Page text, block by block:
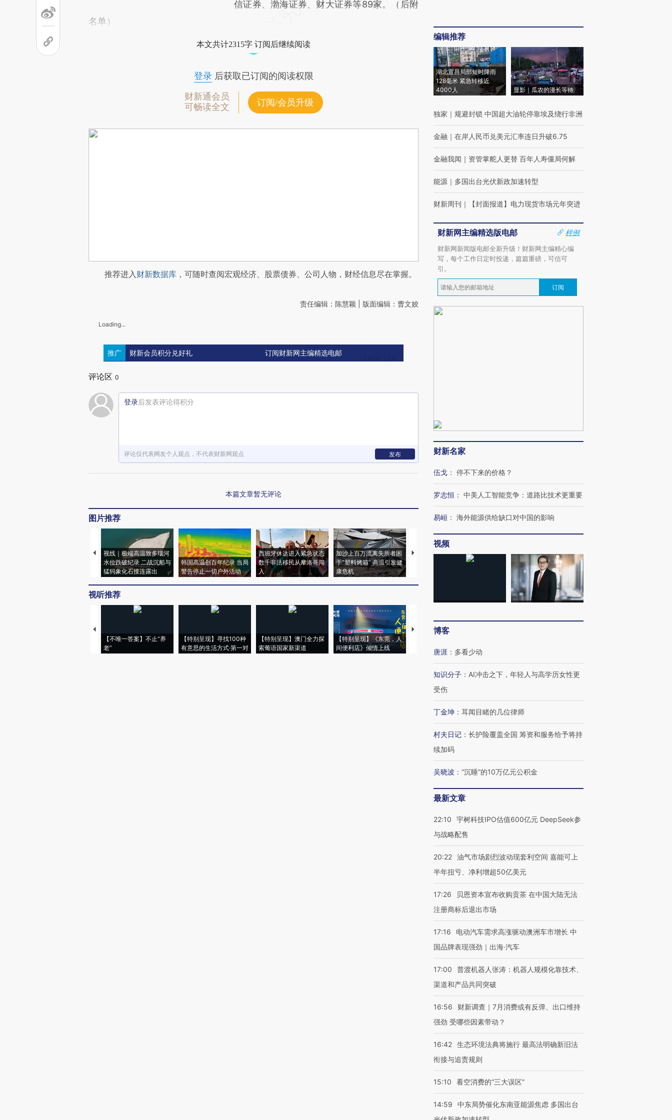
信证券、渤海证券、财大证券等89家。（后附
名单）
本文共计2315字 订阅后继续阅读
登录后获取已订阅的阅读权限
财新通会员
可畅读全文
订阅/会员升级
推荐进入财新数据库 ，可随时查阅宏观经济、股票债券、公司人物，财经信息尽在掌握。
责任编辑：陈慧颖 | 版面编辑：曹文姣
Loading...
推广 财新会员积分兑好礼 订阅财新网主编精选电邮
评论区 0
登录后发表评论得积分
评论仅代表网友个人观点，不代表财新网观点 发布
本篇文章暂无评论
图片推荐
视线｜极端高温致多瑙河
水位跌破纪录 二战沉船与
猛犸象化石接连露出
韩国高温创百年纪录 当局
警告停止一切户外活动
西班牙休达进入紧急状态
数千非法移民从摩洛哥闯
入
加沙上百万流离失所者困
于“塑料烤箱” 高温引发健
康危机
视线｜HYROX的吸金
术：是什么让中产们甘
马航飞行员跨国走私7万
粒摇头丸 尿检体内含3种
视线｜被称为“蟑螂”的印
度Z世代 用街头抗争将教
育部长拱下台
视听推荐
【不唯一答案】不止“养
老”
【特别呈现】寻找100种
有意思的生活方式·第一对
【特别呈现】澳门全力探
索葡语国家新渠道
【特别呈现】《东莞，人
间便利店》倾情上线
【推广】走进第四届链博
编辑推荐
湖北宜昌局部短时降雨
128毫米 紧急转移近
4000人
显影｜瓜农的漫长等待
独家 ｜ 规避封锁 中国超大油轮停靠埃及绕行非洲
金融 ｜ 在岸人民币兑美元汇率连日升破6.75
金融我闻 ｜ 资管掌舵人更替 百年人寿僵局何解
能源 ｜ 多国出台光伏新政加速转型
财新周刊 ｜ 【封面报道】电力现货市场元年突进
财新网主编精选版电邮
样例
财新网新闻版电邮全新升级！财新网主编精心编
写，每个工作日定时投递，篇篇重磅，可信可
引。
订阅
财新名家
伍戈 ： 停不下来的价格？
罗志恒 ： 中美人工智能竞争：道路比技术更重要
易峘 ： 海外能源供给缺口对中国的影响
视频
博客
唐涯 ： 多看少动
知识分子 ： AI冲击之下，年轻人与高学历女性更
受伤
丁金坤 ： 耳闻目睹的几位律师
村夫日记 ： 长护险覆盖全国 筹资和服务给予将持
续加码
吴晓波 ： “沉睡”的10万亿元公积金
最新文章
22:10
宇树科技IPO估值600亿元 DeepSeek参
与战略配售
20:22 油气市场剧烈波动现套利空间 嘉能可上
半年扭亏、净利增超50亿美元
17:26
贝恩资本宣布收购贡茶 在中国大陆无法
注册商标后退出市场
17:16
电动汽车需求高涨驱动澳洲车市增长 中
国品牌表现强劲｜出海·汽车
17:00
普渡机器人张涛：机器人规模化靠技术、
渠道和产品共同突破
16:56
财新调查｜7月消费或有反弹、出口维持
强劲 受哪些因素带动？
16:42 生态环境法典将施行 最高法明确新旧法
衔接与追责规则
15:10 看空消费的“三大误区”
14:59
中东局势催化东南亚能源焦虑 多国出台